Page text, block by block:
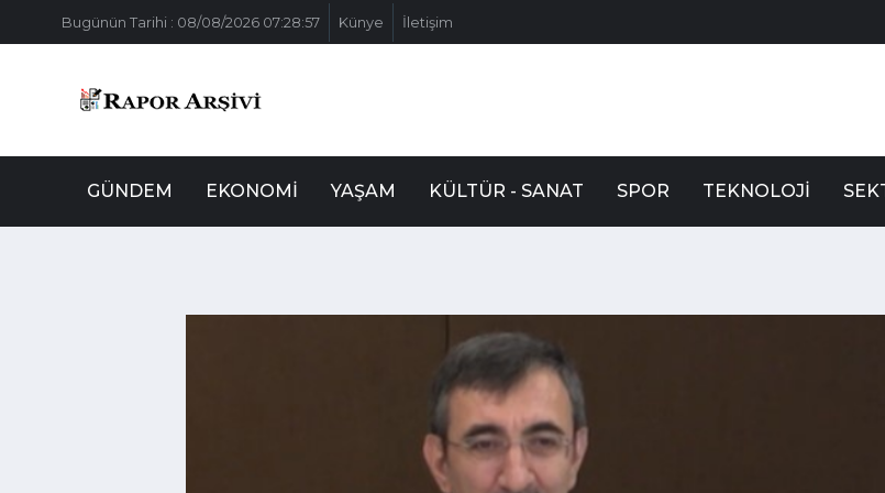
Bugünün Tarihi : 08/08/2026 07:28:57 Künye İletişim
GÜNDEM EKONOMI YAŞAM KÜLTÜR - SANAT SPOR TEKNOLOJI